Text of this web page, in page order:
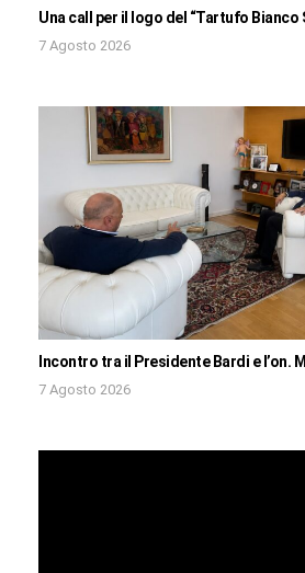
Una call per il logo del “Tartufo Bianco
7 Agosto 2026
Incontro tra il Presidente Bardi e l’on.
7 Agosto 2026